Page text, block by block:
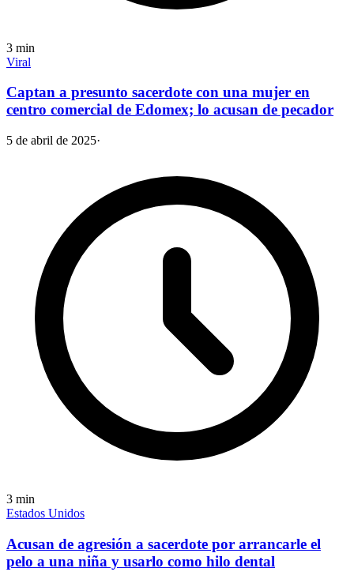
3 min
Viral
Captan a presunto sacerdote con una mujer en
centro comercial de Edomex; lo acusan de pecador
5 de abril de 2025·
3 min
Estados Unidos
Acusan de agresión a sacerdote por arrancarle el
pelo a una niña y usarlo como hilo dental